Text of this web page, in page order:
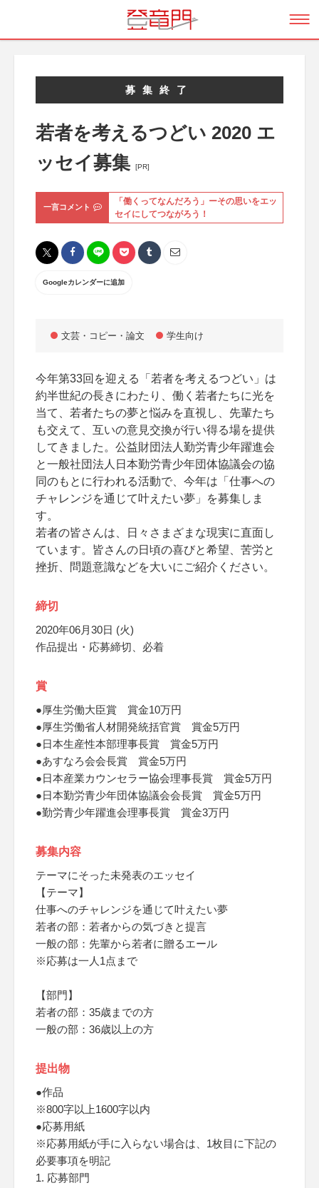
募集終了
若者を考えるつどい 2020 エ
ッセイ募集
[PR]
一言コメント
「働くってなんだろう」ーその思いをエッ
セイにしてつながろう！
Googleカレンダーに追加
文芸・コピー・論文 学生向け
今年第33回を迎える「若者を考えるつどい」は
約半世紀の長きにわたり、働く若者たちに光を
当て、若者たちの夢と悩みを直視し、先輩たち
も交えて、互いの意見交換が行い得る場を提供
してきました。公益財団法人勤労青少年躍進会
と一般社団法人日本勤労青少年団体協議会の協
同のもとに行われる活動で、今年は「仕事への
チャレンジを通じて叶えたい夢」を募集しま
す。
若者の皆さんは、日々さまざまな現実に直面し
ています。皆さんの日頃の喜びと希望、苦労と
挫折、問題意識などを大いにご紹介ください。
締切
2020年06月30日 (火)
作品提出・応募締切、必着
賞
●厚生労働大臣賞 賞金10万円
●厚生労働省人材開発統括官賞 賞金5万円
●日本生産性本部理事長賞 賞金5万円
●あすなろ会会長賞 賞金5万円
●日本産業カウンセラー協会理事長賞 賞金5万円
●日本勤労青少年団体協議会会長賞 賞金5万円
●勤労青少年躍進会理事長賞 賞金3万円
募集内容
テーマにそった未発表のエッセイ
【テーマ】
仕事へのチャレンジを通じて叶えたい夢
若者の部：若者からの気づきと提言
一般の部：先輩から若者に贈るエール
※応募は一人1点まで
【部門】
若者の部：35歳までの方
一般の部：36歳以上の方
提出物
●作品
※800字以上1600字以内
●応募用紙
※応募用紙が手に入らない場合は、1枚目に下記の
必要事項を明記
1. 応募部門